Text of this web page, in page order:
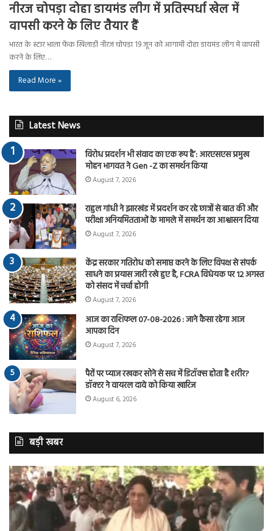
नीरज चोपड़ा दोहा डायमंड लीग में प्रतिस्पर्धा खेल में
वापसी करने के लिए तैयार हैं
भारत के स्टार भाला फेंक खिलाड़ी नीरज चोपड़ा 19 जून को आगामी दोहा डायमंड लीग में वापसी
करने के लिए…
Read More »
Latest News
विरोध प्रदर्शन भी संवाद का एक रूप है’: आरएसएस प्रमुख
मोहन भागवत ने Gen -Z का समर्थन किया
August 7, 2026
राहुल गांधी ने झारखंड में प्रदर्शन कर रहे छात्रों से बात की और
परीक्षा अनियमितताओं के मामले में समर्थन का आश्वासन दिया
August 7, 2026
केंद्र सरकार गतिरोध को समाप्त करने के लिए विपक्ष से संपर्क
साधने का प्रयास जारी रखे हुए है, FCRA विधेयक पर 12 अगस्त
को संसद में चर्चा होगी
August 7, 2026
आज का राशिफल 07-08-2026 : जाने कैसा रहेगा आज
आपका दिन
August 7, 2026
पैरों पर प्याज रखकर सोने से सच में डिटॉक्स होता है शरीर?
डॉक्टर ने वायरल दावे को किया खारिज
August 6, 2026
बड़ी खबर